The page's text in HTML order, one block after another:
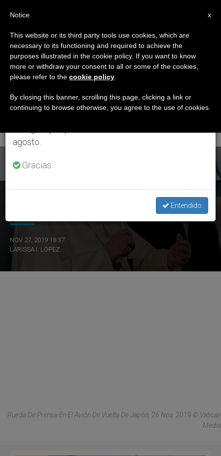
ETIQUETA
Posts Tagged ‘32º
Viaje Apostólico
Internacional’
ÚLTIMAS NOTICIAS
NOV 27, 2019 18:37
LARISSA I. LÓPEZ
Rueda De Prensa En El Avión De Vuelta De Japón, 26 Nov. 2019 © Vatican
Media
×
Aviso importante
Del 27 de julio al 7 de agosto haremos la pausa
anual, aprovechando que en el periodo de verano
se generan menos informaciones y también el
agosto.
Gracias.
Entendido
x
Notice
This website or its third party tools use cookies, which are
necessary to its functioning and required to achieve the
purposes illustrated in the cookie policy. If you want to know
more or withdraw your consent to all or some of the cookies,
please refer to the cookie policy
By closing this banner, scrolling this page, clicking a link or
continuing to browse otherwise, you agree to the use of cookies.